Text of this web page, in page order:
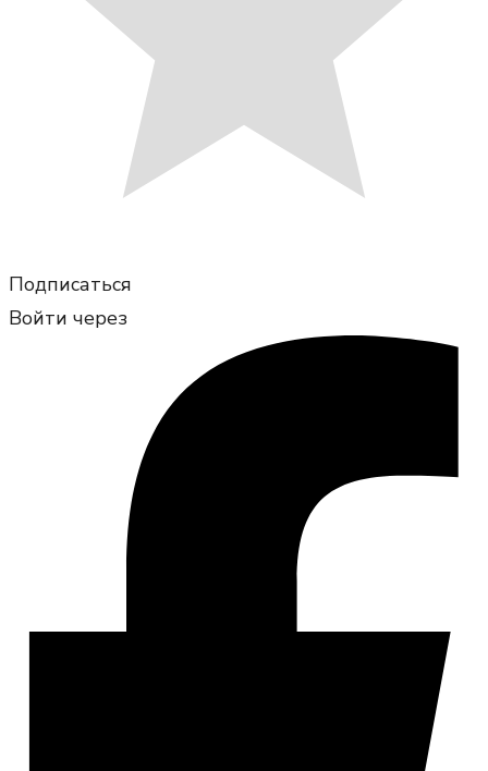
Подписаться
Войти через